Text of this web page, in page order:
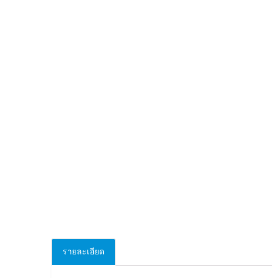
รายละเอียด